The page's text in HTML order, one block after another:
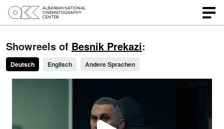
Showreels of Besnik Prekazi:
Deutsch Englisch Andere Sprachen